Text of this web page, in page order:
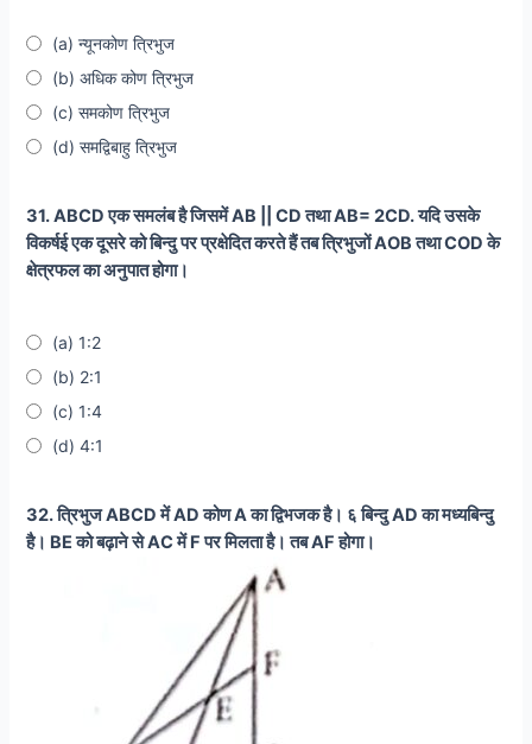
(a) न्यूनकोण त्रिभुज
(b) अधिक कोण त्रिभुज
(c) समकोण त्रिभुज
(d) समद्विबाहु त्रिभुज
31. ABCD एक समलंब है जिसमें AB || CD तथा AB= 2CD. यदि उसके
विकर्षई एक दूसरे को बिन्दु पर प्रक्षेदित करते हैं तब त्रिभुजों AOB तथा COD के
क्षेत्रफल का अनुपात होगा।
(a) 1:2
(b) 2:1
(c) 1:4
(d) 4:1
32. त्रिभुज ABCD में AD कोण A का द्विभजक है। ६ बिन्दु AD का मध्यबिन्दु
है। BE को बढ़ाने से AC में F पर मिलता है। तब AF होगा।